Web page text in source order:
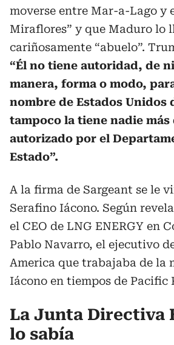
moverse entre Mar-a-Lago y
Miraflores” y que Maduro lo
cariñosamente “abuelo”.
“Él no tiene autoridad, de
manera, forma o modo,
nombre de Estados Unidos
tampoco la tiene nadie más
autorizado por el
Estado”.
A la firma de Sargeant se le
Serafino Iácono. Según
el CEO de LNG ENERGY en
Pablo Navarro, el ejecutivo
America que trabajaba de la
Iácono en tiempos de Pacific
La Junta Directiva
lo sabía